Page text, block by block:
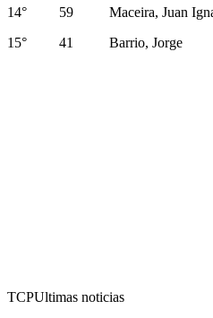
14° 59 Maceira, Juan
15° 41 Barrio,
TCPUltimas noticias